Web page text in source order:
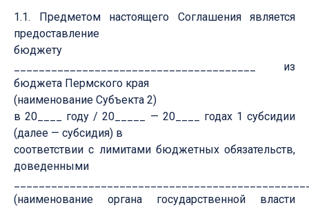
1.1. Предметом настоящего Соглашения является
предоставление
бюджету
_______________________________________ из
бюджета Пермского края
(наименование Субъекта 2)
в 20____ году / 20_____ — 20____ годах 1 субсидии
(далее — субсидия) в
соответствии с лимитами бюджетных обязательств,
доведенными
(наименование органа государственной власти